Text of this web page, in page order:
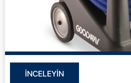
İNCELEYİN